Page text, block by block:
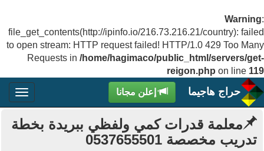
Warning:
file_get_contents(http://ipinfo.io/216.73.216.21/country): failed
to open stream: HTTP request failed! HTTP/1.0 429 Too Many
Requests in /home/hagimaco/public_html/servers/get-
reigon.php on line 119
حراج هاجيما إعلن مجانا
معلمة قدرات كمي ولفظي ببريدة بخطة
تدريب مخصصة 0537655501